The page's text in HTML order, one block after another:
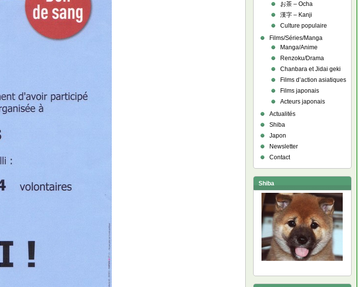
お茶 – Ocha
漢字 – Kanji
Culture populaire
Films/Séries/Manga
Manga/Anime
Renzoku/Drama
Chanbara et Jidai geki
Films d’action asiatiques
Films japonais
Acteurs japonais
Actualités
Shiba
Japon
Newsletter
Contact
Shiba